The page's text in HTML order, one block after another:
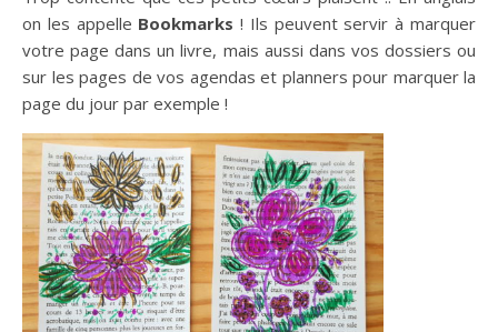
on les appelle Bookmarks ! Ils peuvent servir à marquer
votre page dans un livre, mais aussi dans vos dossiers ou
sur les pages de vos agendas et planners pour marquer la
page du jour par exemple !